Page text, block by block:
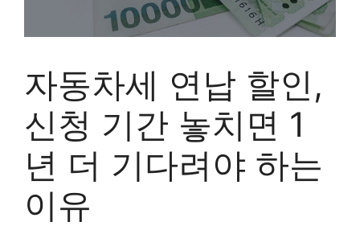
자동차세 연납 할인,
신청 기간 놓치면 1
년 더 기다려야 하는
이유